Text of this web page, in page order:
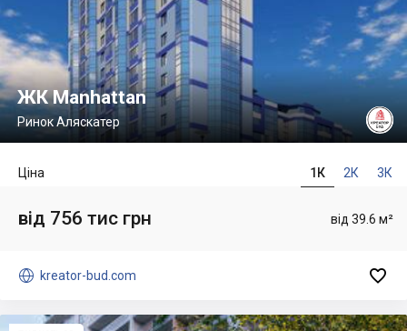
ЖК Manhattan
Ринок Аляскатер
1К 2К 3К
Ціна
від 39.6 м²
від 756 тис грн
 kreator-bud.com 